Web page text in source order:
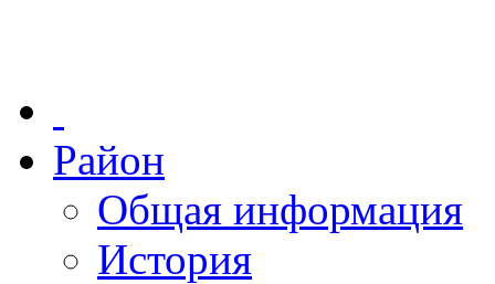
Район
Общая информация
История